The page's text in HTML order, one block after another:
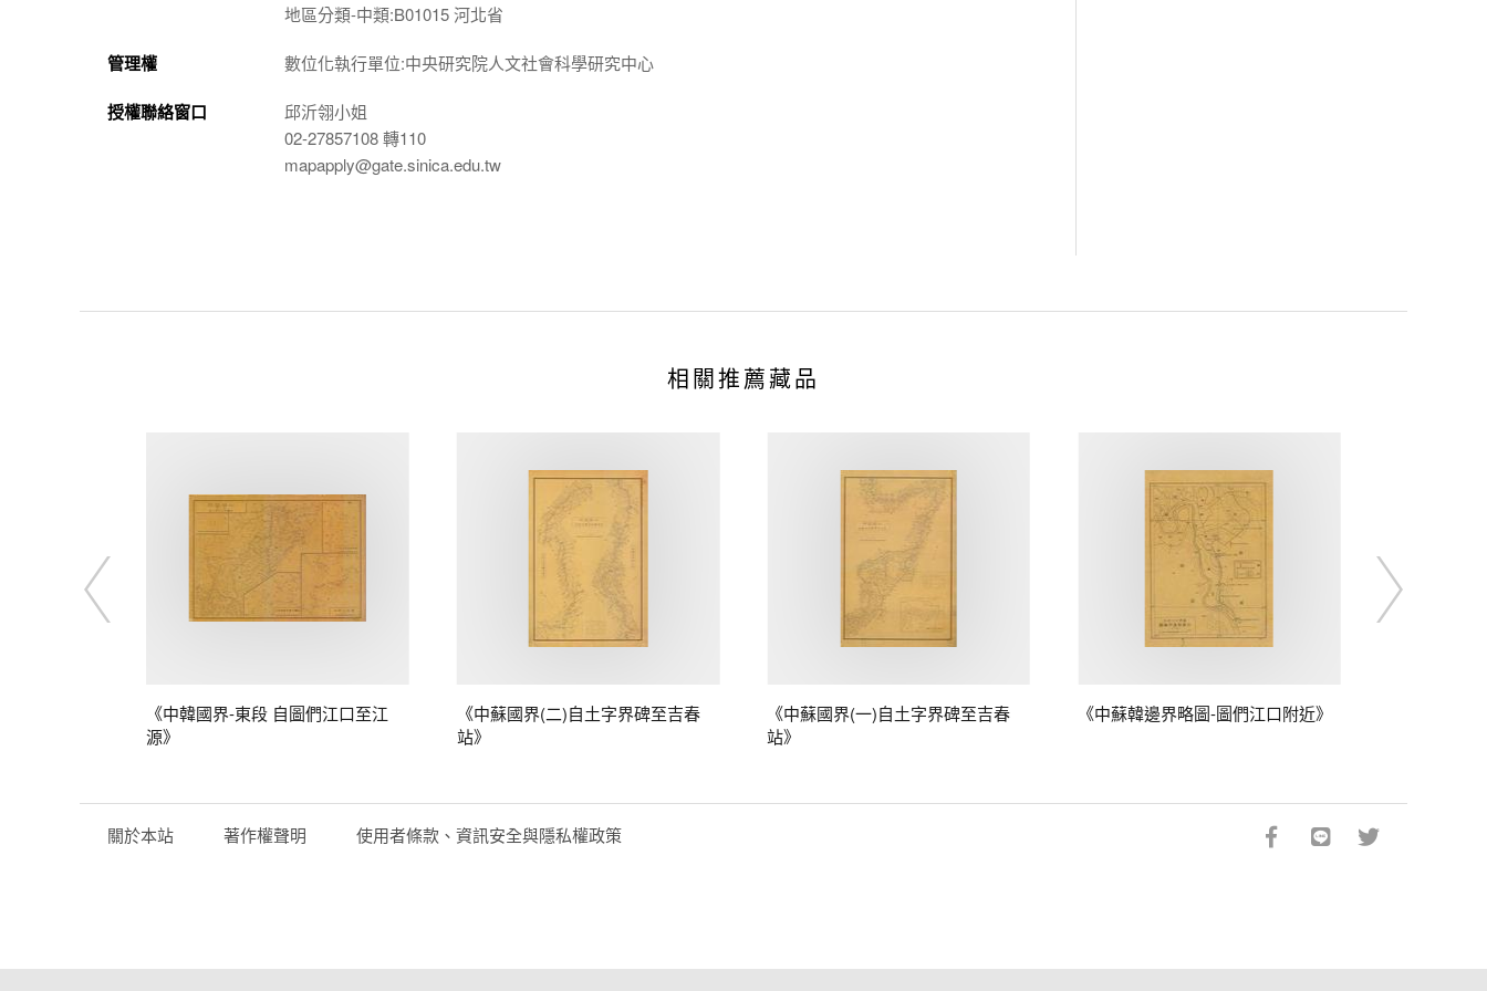
地區分類-中類:B01015 河北省
管理權 數位化執行單位:中央研究院人文社會科學研究中心
授權聯絡窗口
邱沂翎小姐
02-27857108 轉110
mapapply@gate.sinica.edu.tw
相關推薦藏品
《中韓國界-東段 自圖們江口至江
源》
《中蘇國界(二)自土字界碑至吉春
站》
《中蘇國界(一)自土字界碑至吉春
站》
《中蘇韓邊界略圖-圖們江口附近》
關於本站 著作權聲明 使用者條款、資訊安全與隱私權政策